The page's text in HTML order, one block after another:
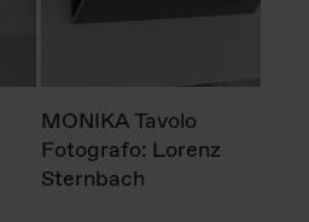
MONIKA Tavolo
Fotografo: Lorenz
Sternbach